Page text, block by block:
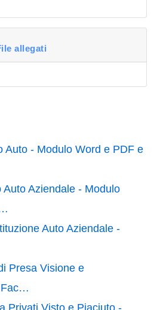
allegati
Auto - Modulo Word e PDF e
Auto Aziendale - Modulo
Auto Aziendale -
Presa Visione e
Fac…
Privati Visto e Piaciuto -